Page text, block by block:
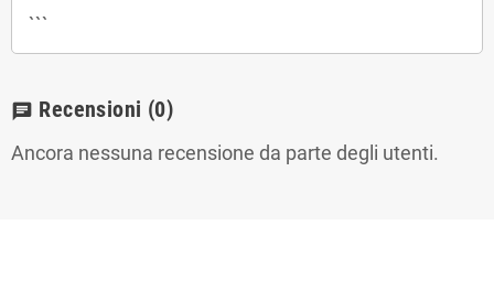
```
chat Recensioni (0)
Ancora nessuna recensione da parte degli utenti.